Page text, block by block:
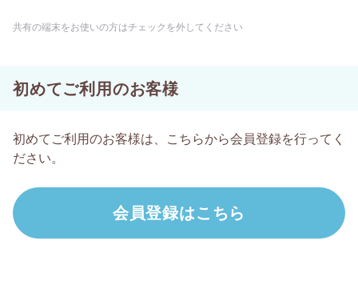
共有の端末をお使いの方はチェックを外してください
初めてご利用のお客様
初めてご利用のお客様は、こちらから会員登録を行ってく
ださい。